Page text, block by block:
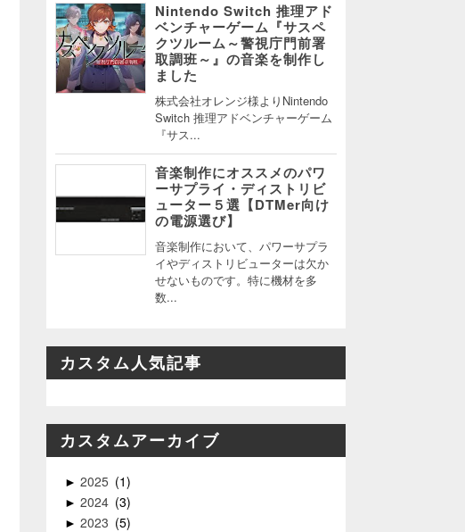
Nintendo Switch 推理アド
ベンチャーゲーム『サスペ
クツルーム～警視庁門前署
取調班～』の音楽を制作し
ました
株式会社オレンジ様よりNintendo
Switch 推理アドベンチャーゲーム
『サス...
音楽制作にオススメのパワ
ーサプライ・ディストリビ
ューター５選【DTMer向け
の電源選び】
音楽制作において、パワーサプラ
イやディストリビューターは欠か
せないものです。特に機材を多
数...
カスタム人気記事
カスタムアーカイブ
► 2025 1
► 2024 3
► 2023 5